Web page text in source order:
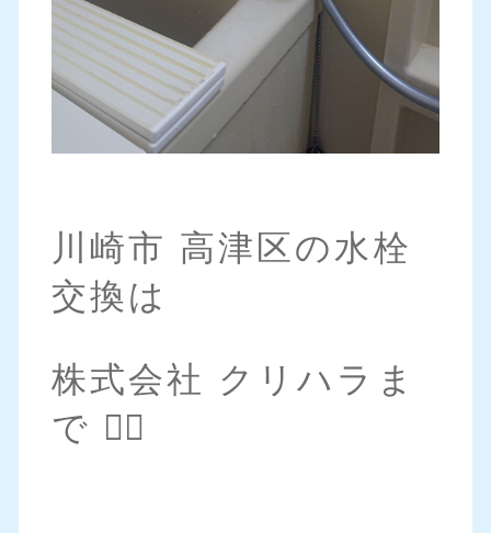
川崎市 高津区の水栓
交換は
株式会社 クリハラま
で 💁‍♀️